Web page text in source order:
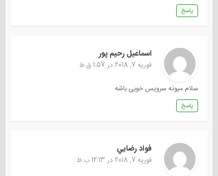
پاسخ
اسماعیل رحیم پور
فوریه 7, 2018 در 1:57 ق.ظ
سلام میونه سرویس خوبی باشه
پاسخ
فواد رضايي
فوریه 7, 2018 در 12:13 ب.ظ